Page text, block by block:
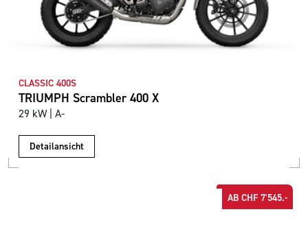
CLASSIC 400S
TRIUMPH Scrambler 400 X
29 kW | A-
Detailansicht
AB CHF 7'545.-